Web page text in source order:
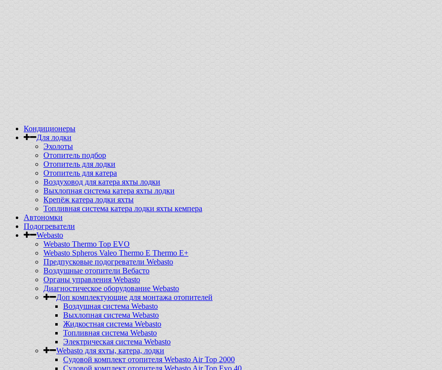
Кондиционеры
Для лодки
Эхолоты
Отопитель подбор
Отопитель для лодки
Отопитель для катера
Воздуховод для катера яхты лодки
Выхлопная система катера яхты лодки
Крепёж катера лодки яхты
Топливная система катера лодки яхты кемпера
Автономки
Подогреватели
Webasto
Webasto Thermo Top EVO
Webasto Spheros Valeo Thermo E Thermo E+
Предпусковые подогреватели Webasto
Воздушные отопители Вебасто
Органы управления Webasto
Диагностическое оборудование Webasto
Доп комплектующие для монтажа отопителей
Воздушная система Webasto
Выхлопная система Webasto
Жидкостная система Webasto
Топливная система Webasto
Электрическая система Webasto
Webasto для яхты, катера, лодки
Судовой комплект отопителя Webasto Air Top 2000
Судовой комплект отопителя Webasto Air Top Evo 40